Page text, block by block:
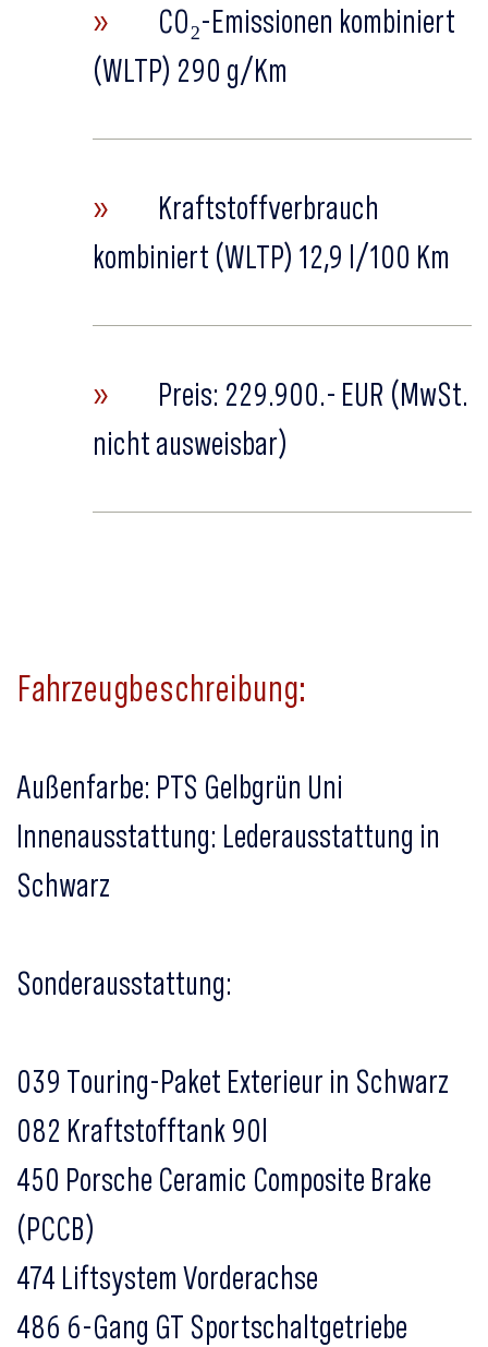
»
CO₂-Emissionen kombiniert
(WLTP) 290 g/Km
»
Kraftstoffverbrauch
kombiniert (WLTP) 12,9 l/100 Km
»
Preis: 229.900.- EUR (MwSt.
nicht ausweisbar)
Fahrzeugbeschreibung:
Außenfarbe: PTS Gelbgrün Uni
Innenausstattung: Lederausstattung in
Schwarz
Sonderausstattung:
039 Touring-Paket Exterieur in Schwarz
082 Kraftstofftank 90l
450 Porsche Ceramic Composite Brake
(PCCB)
474 Liftsystem Vorderachse
486 6-Gang GT Sportschaltgetriebe